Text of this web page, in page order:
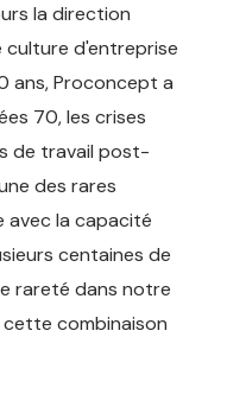
la direction
culture d'entreprise
ans, Proconcept a
70, les crises
de travail post-
des rares
avec la capacité
centaines de
rareté dans notre
cette combinaison